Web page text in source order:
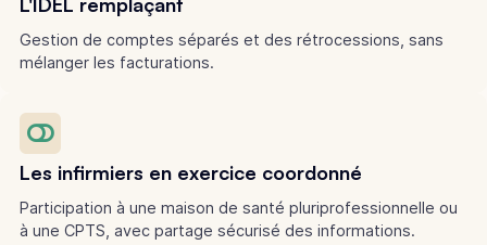
Gestion de comptes séparés et des rétrocessions, sans
mélanger les facturations.
Les infirmiers en exercice coordonné
Participation à une maison de santé pluriprofessionnelle ou
à une CPTS, avec partage sécurisé des informations.